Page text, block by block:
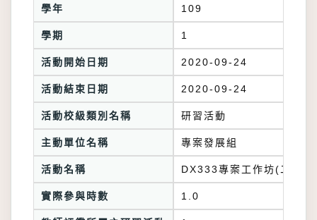
學年 109
學期 1
活動開始日期 2020-09-24
活動結束日期 2020-09-24
活動校級類別名稱 研習活動
主動單位名稱 專案發展組
活動名稱 DX333專案工作坊(二)
實際參與時數 1.0